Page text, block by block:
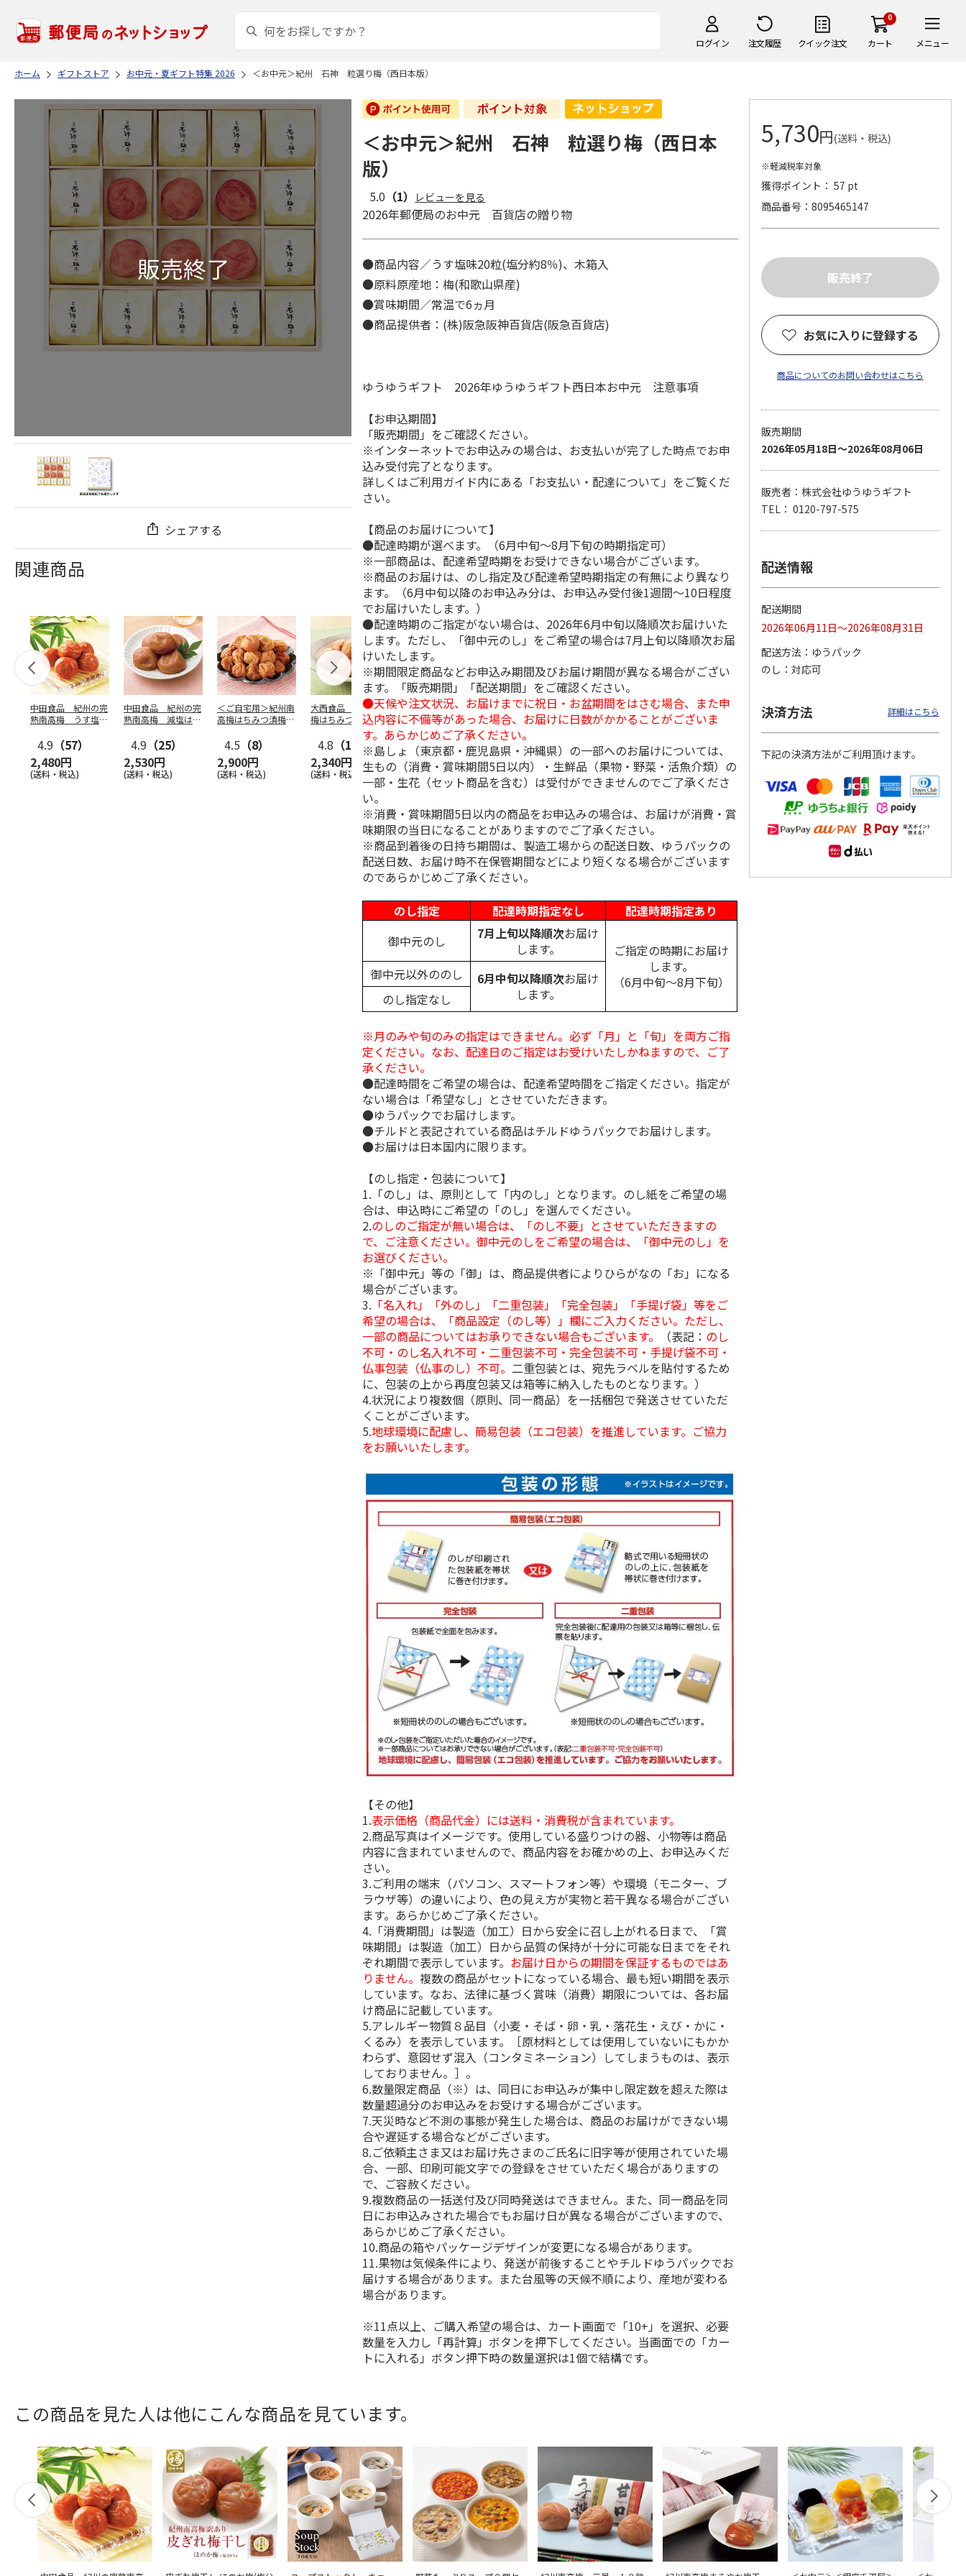
ログイン 注文履歴 クイック注文
0
カート メニュー
ホーム ギフトストア お中元・夏ギフト特集 2026 ＜お中元＞紀州 石神 粒選り梅（西日本版）
シェアする
関連商品
中田食品 紀州の完
熟南高梅 うす塩味
4.9 （57）
2,480円
(送料・税込)
中田食品 紀州の完
熟南高梅 減塩はち
4.9 （25）
2,530円
(送料・税込)
＜ご自宅用＞紀州南
高梅はちみつ漬梅干
５０ …
4.5 （8）
2,900円
(送料・税込)
大西食品 紀州南高
梅はちみつ漬梅干
（塩分約３％）
4.8 （10）
2,340円
(送料・税込)
中田食品 紀州の完
熟南高梅 うす塩味
梅干 ２箱
4.9（34）
4,700円
(送料・税込)
紅梅園 まろやかは
ちみつ南高梅
4.9 （12）
3,980円
(送料・税込)
全農食品 うまみの
極
5.0 （4）
2,680円
(送料・税込)
＜ご自宅用＞つぶれ
うす塩味梅干
4.5（4）
2,980円
(送料・税込)
中田食品 紀州の完
熟南高梅 うす塩味
梅干 ４箱
8,900円
＜お中元＞つぶれう
す塩味梅干
2,980円
(送料・税込)
＜お中元＞紀州 石神 粒選り梅（西日本
版）
5.0 （1） レビューを見る
2026年郵便局のお中元 百貨店の贈り物
●商品内容／うす塩味20粒(塩分約8％)、木箱入
●原料原産地：梅(和歌山県産)
●賞味期間／常温で6ヵ月
●商品提供者：(株)阪急阪神百貨店(阪急百貨店)
ゆうゆうギフト 2026年ゆうゆうギフト西日本お中元 注意事項
【お申込期間】
「販売期間」をご確認ください。
※インターネットでお申込みの場合は、お支払いが完了した時点でお申
込み受付完了となります。
詳しくはご利用ガイド内にある「お支払い・配達について」をご覧くだ
さい。
【商品のお届けについて】
●配達時期が選べます。（6月中旬～8月下旬の時期指定可）
※一部商品は、配達希望時期をお受けできない場合がございます。
※商品のお届けは、のし指定及び配達希望時期指定の有無により異なり
ます。（6月中旬以降のお申込み分は、お申込み受付後1週間～10日程度
でお届けいたします。）
●配達時期のご指定がない場合は、2026年6月中旬以降順次お届けいた
します。ただし、「御中元のし」をご希望の場合は7月上旬以降順次お届
けいたします。
※期間限定商品などお申込み期間及びお届け期間が異なる場合がござい
ます。「販売期間」「配送期間」をご確認ください。
●天候や注文状況、お届けまでに祝日・お盆期間をはさむ場合、また申
込内容に不備等があった場合、お届けに日数がかかることがございま
す。あらかじめご了承ください。
※島しょ（東京都・鹿児島県・沖縄県）の一部へのお届けについては、
生もの（消費・賞味期間5日以内）・生鮮品（果物・野菜・活魚介類）の
一部・生花（セット商品を含む）は受付ができませんのでご了承くださ
い。
※消費・賞味期間5日以内の商品をお申込みの場合は、お届けが消費・賞
味期限の当日になることがありますのでご了承ください。
※商品到着後の日持ち期間は、製造工場からの配送日数、ゆうパックの
配送日数、お届け時不在保管期間などにより短くなる場合がございます
のであらかじめご了承ください。
のし指定
配達時期指定なし
配達時期指定あり
御中元のし
7月上旬以降順次お届け
します。
ご指定の時期にお届け
します。
（6月中旬～8月下旬）
御中元以外ののし 6月中旬以降順次お届け
します。
のし指定なし
※月のみや旬のみの指定はできません。必ず「月」と「旬」を両方ご指
定ください。なお、配達日のご指定はお受けいたしかねますので、ご了
承ください。
●配達時間をご希望の場合は、配達希望時間をご指定ください。指定が
ない場合は「希望なし」とさせていただきます。
●ゆうパックでお届けします。
●チルドと表記されている商品はチルドゆうパックでお届けします。
●お届けは日本国内に限ります。
【のし指定・包装について】
1.「のし」は、原則として「内のし」となります。のし紙をご希望の場
合は、申込時にご希望の「のし」を選んでください。
2.のしのご指定が無い場合は、「のし不要」とさせていただきますの
で、ご注意ください。御中元のしをご希望の場合は、「御中元のし」を
お選びください。
※「御中元」等の「御」は、商品提供者によりひらがなの「お」になる
場合がございます。
3. 「名入れ」「外のし」「二重包装」「完全包装」「手提げ袋」等をご
希望の場合は、「商品設定（のし等）」欄にご入力ください。ただし、
一部の商品についてはお承りできない場合もございます。
（表記： のし
不可・のし名入れ不可・二重包装不可・完全包装不可・手提げ袋不可・
仏事包装（仏事のし）不可。 二重包装とは、宛先ラベルを貼付するため
に、包装の上から再度包装又は箱等に納入したものとなります。）
4.状況により複数個（原則、同一商品）を一括梱包で発送させていただ
くことがございます。
5.地球環境に配慮し、簡易包装（エコ包装）を推進しています。ご協力
をお願いいたします。
【その他】
1.表示価格（商品代金）には送料・消費税が含まれています。
2.商品写真はイメージです。使用している盛りつけの器、小物等は商品
内容に含まれていませんので、商品内容をお確かめの上、お申込みくだ
さい。
3.ご利用の端末（パソコン、スマートフォン等）や環境（モニター、ブ
ラウザ等）の違いにより、色の見え方が実物と若干異なる場合がござい
ます。あらかじめご了承ください。
4.「消費期間」は製造（加工）日から安全に召し上がれる日まで、「賞
味期間」は製造（加工）日から品質の保持が十分に可能な日までをそれ
ぞれ期間で表示しています。 お届け日からの期間を保証するものではあ
りません。複数の商品がセットになっている場合、最も短い期間を表示
しています。なお、法律に基づく賞味（消費）期限については、各お届
け商品に記載しています。
5.アレルギー物質８品目（小麦・そば・卵・乳・落花生・えび・かに・
くるみ）を表示しています。［原材料としては使用していないにもかか
わらず、意図せず混入（コンタミネーション）してしまうものは、表示
しておりません。］。
6.数量限定商品（※）は、同日にお申込みが集中し限定数を超えた際は
数量超過分のお申込みをお受けする場合がございます。
7.天災時など不測の事態が発生した場合は、商品のお届けができない場
合や遅延する場合などがございます。
8.ご依頼主さま又はお届け先さまのご氏名に旧字等が使用されていた場
合、一部、印刷可能文字での登録をさせていただく場合がありますの
で、ご容赦ください。
9.複数商品の一括送付及び同時発送はできません。また、同一商品を同
日にお申込みされた場合でもお届け日が異なる場合がございますので、
あらかじめご了承ください。
10.商品の箱やパッケージデザインが変更になる場合があります。
11.果物は気候条件により、発送が前後することやチルドゆうパックでお
届けする場合があります。また台風等の天候不順により、産地が変わる
場合があります。
※11点以上、ご購入希望の場合は、カート画面で「10+」を選択、必要
数量を入力し「再計算」ボタンを押下してください。当画面での「カー
トに入れる」ボタン押下時の数量選択は1個で結構です。
5,730円(送料・税込)
※軽減税率対象
獲得ポイント： 57 pt
商品番号
8095465147
お気に入りに登録する
商品についてのお問い合わせはこちら
販売期間
2026年05月18日～2026年08月06日
販売者：株式会社ゆうゆうギフト
TEL： 0120-797-575
配送情報
配送期間
2026年06月11日～2026年08月31日
配送方法
ゆうパック
のし
対応可
決済方法 詳細はこちら
下記の決済方法がご利用頂けます。
この商品を見た人は他にこんな商品を見ています。